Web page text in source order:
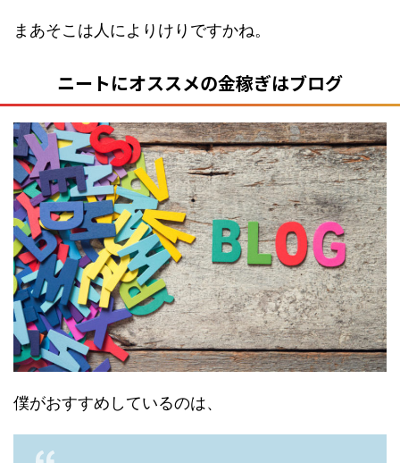
まあそこは人によりけりですかね。
ニートにオススメの金稼ぎはブログ
僕がおすすめしているのは、